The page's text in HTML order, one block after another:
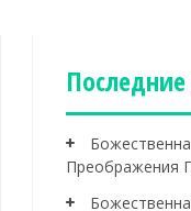
Преображения